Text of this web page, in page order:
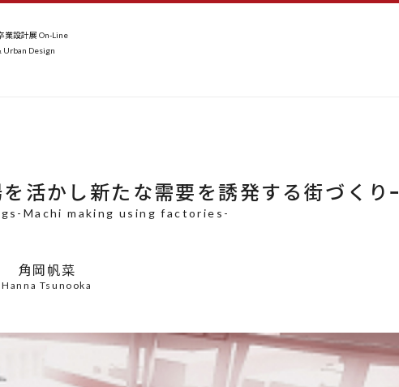
業設計展 On-Line
Design
活かし新たな需要を誘発する街づくりｰ
Machi making using factories-
角岡帆菜
Hanna Tsunooka